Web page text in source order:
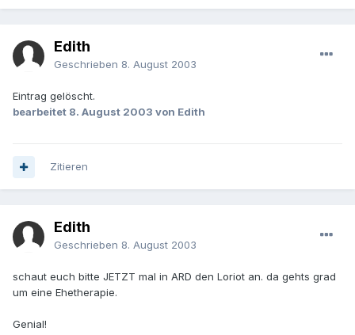
Edith
Geschrieben 8. August 2003
Eintrag gelöscht.
bearbeitet 8. August 2003 von Edith
Zitieren
Edith
Geschrieben 8. August 2003
schaut euch bitte JETZT mal in ARD den Loriot an. da gehts grad
um eine Ehetherapie.
Genial!